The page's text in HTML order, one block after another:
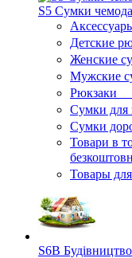
S5 Сумки
Детские
Женские
Мужские
Рюкзаки
Сумки для
Сумки
Товари в
Товары
S6B